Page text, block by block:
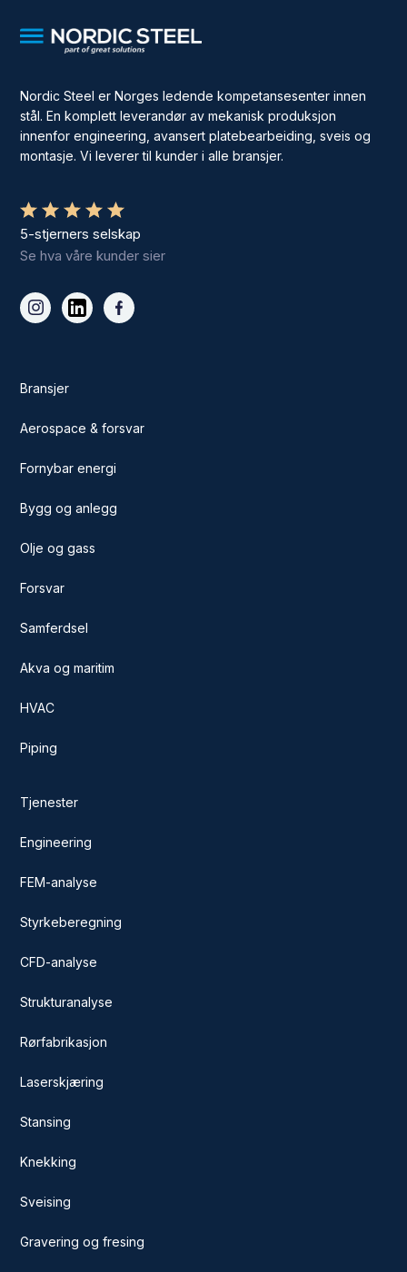
Nordic Steel er Norges ledende kompetansesenter innen
stål. En komplett leverandør av mekanisk produksjon
innenfor engineering, avansert platebearbeiding, sveis og
montasje. Vi leverer til kunder i alle bransjer.
5-stjerners selskap
Se hva våre kunder sier
Bransjer
Aerospace & forsvar
Fornybar energi
Bygg og anlegg
Olje og gass
Forsvar
Samferdsel
Akva og maritim
HVAC
Piping
Tjenester
Engineering
FEM-analyse
Styrkeberegning
CFD-analyse
Strukturanalyse
Rørfabrikasjon
Laserskjæring
Stansing
Knekking
Sveising
Gravering og fresing